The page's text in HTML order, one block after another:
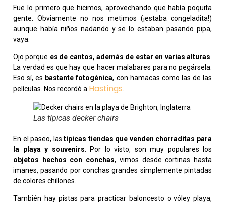
Fue lo primero que hicimos, aprovechando que había poquita
gente. Obviamente no nos metimos (¡estaba congeladita!)
aunque había niños nadando y se lo estaban pasando pipa,
vaya.
Ojo porque es de cantos, además de estar en varias alturas
La verdad es que hay que hacer malabares para no pegársela.
Eso sí, es bastante fotogénica, con hamacas como las de las
películas. Nos recordó a Hastings
Las típicas decker chairs
En el paseo, lastípicas tiendas que venden chorraditas para
la playa y souvenirs . Por lo visto, son muy populares los
objetos hechos con conchas, vimos desde cortinas hasta
imanes, pasando por conchas grandes simplemente pintadas
de colores chillones.
También hay pistas para practicar baloncesto o vóley playa,